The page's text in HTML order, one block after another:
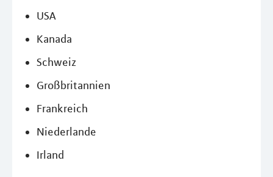
USA
Kanada
Schweiz
Großbritannien
Frankreich
Niederlande
Irland